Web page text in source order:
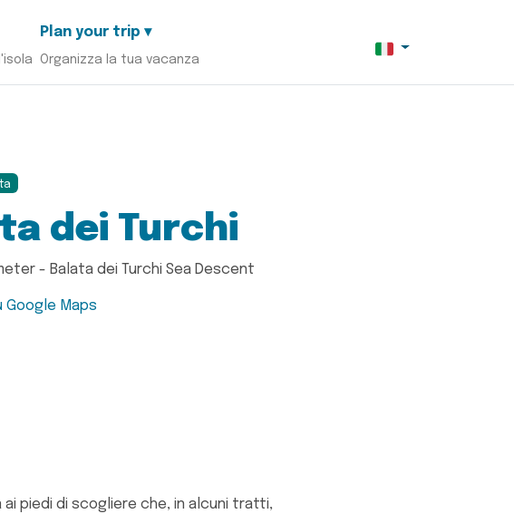
Plan your trip ▾
Organizza la tua vacanza
dei Turchi
- Balata dei Turchi Sea Descent
Google Maps
ai piedi di scogliere che, in alcuni tratti,